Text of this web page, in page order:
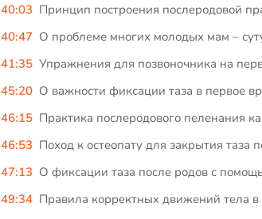
40:03 Принцип построения послеродовой
40:47 О проблеме многих молодых мам –
41:35 Упражнения для позвоночника на
45:20 О важности фиксации таза в первое
46:15 Практика послеродового пеленания
46:53 Поход к остеопату для закрытия таза
47:13 О фиксации таза после родов с
49:34 Правила корректных движений тела